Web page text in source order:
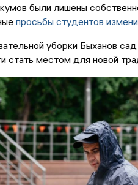
были лишены
просьбы студентов
уборки Быханов
стать местом для новой